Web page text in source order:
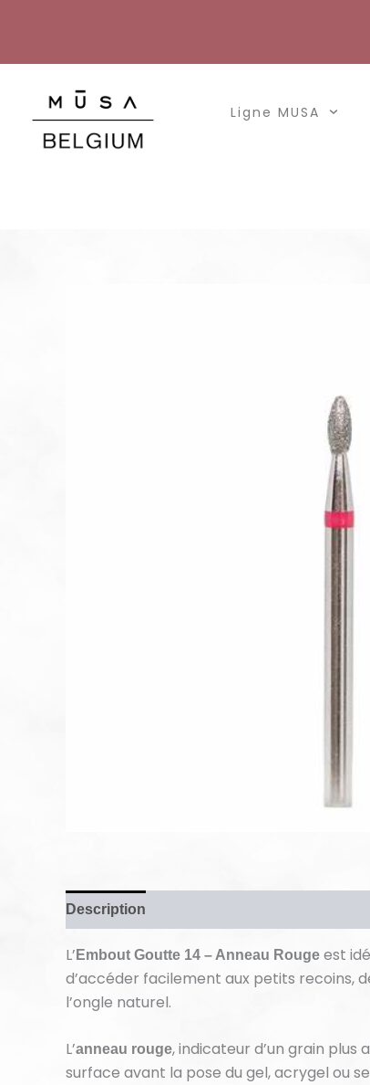
Ligne MUSA
Description
L’ Embout Goutte 14 – Anneau Rouge est
d’accéder facilement aux petits recoins,
l’ongle naturel.
L’anneau rouge, indicateur d’un grain
surface avant la pose du gel, acrygel ou